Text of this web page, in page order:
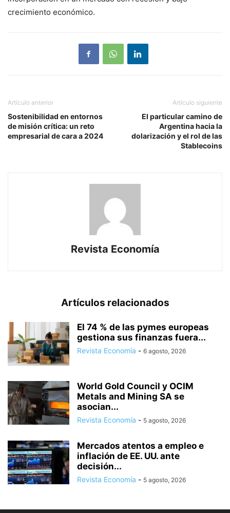
crecimiento económico.
Artículo anterior
Sostenibilidad en entornos
de misión crítica: un reto
empresarial de cara a 2024
Artículo siguiente
El particular camino de
Argentina hacia la
dolarización y el rol de las
Stablecoins
Revista Economía
Artículos relacionados
El 74 % de las pymes europeas
gestiona sus finanzas fuera...
Revista Economía - 6 agosto, 2026
World Gold Council y OCIM
Metals and Mining SA se
asocian...
Revista Economía - 5 agosto, 2026
Mercados atentos a empleo e
inflación de EE. UU. ante
decisión...
Revista Economía - 5 agosto, 2026